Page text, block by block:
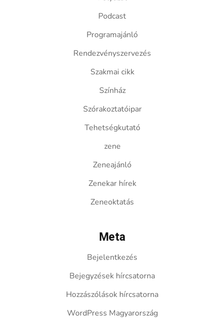
Podcast
Programajánló
Rendezvényszervezés
Szakmai cikk
Színház
Szórakoztatóipar
Tehetségkutató
zene
Zeneajánló
Zenekar hírek
Zeneoktatás
Meta
Bejelentkezés
Bejegyzések hírcsatorna
Hozzászólások hírcsatorna
WordPress Magyarország